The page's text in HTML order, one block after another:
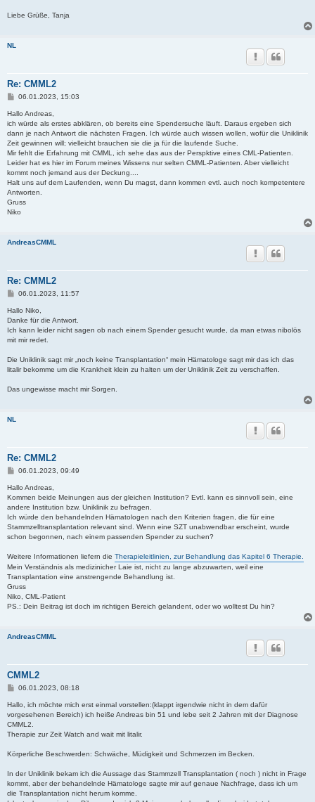
Liebe Grüße, Tanja
NL
Re: CMML2
B
i
t
a
g
06.01.2023, 15:03
Hallo Andreas,
ich würde als erstes abklären, ob bereits eine Spendersuche läuft. Daraus ergeben sich
dann je nach Antwort die nächsten Fragen. Ich würde auch wissen wollen, wofür die Uniklinik
Zeit gewinnen will; vielleicht brauchen sie die ja für die laufende Suche.
Mir fehlt die Erfahrung mit CMML, ich sehe das aus der Perspktive eines CML-Patienten.
Leider hat es hier im Forum meines Wissens nur selten CMML-Patienten. Aber vielleicht
kommt noch jemand aus der Deckung....
Halt uns auf dem Laufenden, wenn Du magst, dann kommen evtl. auch noch kompetentere
Antworten.
Gruss
Niko
AndreasCMML
Re: CMML2
B
i
t
a
g
06.01.2023, 11:57
Hallo Niko,
Danke für die Antwort.
Ich kann leider nicht sagen ob nach einem Spender gesucht wurde, da man etwas nibolös
mit mir redet.
Die Uniklinik sagt mir „noch keine Transplantation“ mein Hämatologe sagt mir das ich das
litalir bekomme um die Krankheit klein zu halten um der Uniklinik Zeit zu verschaffen.
Das ungewisse macht mir Sorgen.
NL
Re: CMML2
B
i
t
a
g
06.01.2023, 09:49
Hallo Andreas,
Kommen beide Meinungen aus der gleichen Institution? Evtl. kann es sinnvoll sein, eine
andere Institution bzw. Uniklinik zu befragen.
Ich würde den behandelnden Hämatologen nach den Kriterien fragen, die für eine
Stammzelltransplantation relevant sind. Wenn eine SZT unabwendbar erscheint, wurde
schon begonnen, nach einem passenden Spender zu suchen?
Weitere Informationen liefern die Therapieleitlinien, zur Behandlung das Kapitel 6 Therapie.
Mein Verständnis als medizinicher Laie ist, nicht zu lange abzuwarten, weil eine
Transplantation eine anstrengende Behandlung ist.
Gruss
Niko, CML-Patient
PS.: Dein Beitrag ist doch im richtigen Bereich gelandent, oder wo wolltest Du hin?
AndreasCMML
CMML2
B
i
t
r
a
g
06.01.2023, 08:18
Hallo, ich möchte mich erst einmal vorstellen:(klappt irgendwie nicht in dem dafür
vorgesehenen Bereich) ich heiße Andreas bin 51 und lebe seit 2 Jahren mit der Diagnose
CMML2.
Therapie zur Zeit Watch and wait mit litalir.
Körperliche Beschwerden: Schwäche, Müdigkeit und Schmerzen im Becken.
In der Uniklinik bekam ich die Aussage das Stammzell Transplantation ( noch ) nicht in Frage
kommt, aber der behandelnde Hämatologe sagte mir auf genaue Nachfrage, dass ich um
die Transplantation nicht herum komme.